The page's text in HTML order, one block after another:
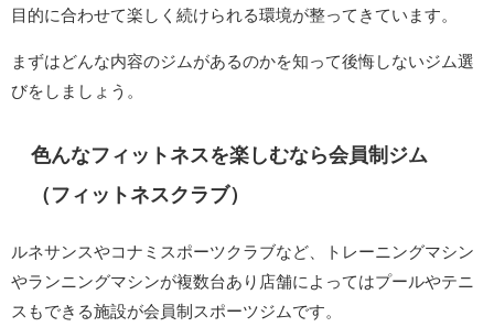
目的に合わせて楽しく続けられる環境が整ってきています。
まずはどんな内容のジムがあるのかを知って後悔しないジム選
びをしましょう。
色んなフィットネスを楽しむなら会員制ジム
（フィットネスクラブ）
ルネサンスやコナミスポーツクラブなど、トレーニングマシン
やランニングマシンが複数台あり店舗によってはプールやテニ
スもできる施設が会員制スポーツジムです。